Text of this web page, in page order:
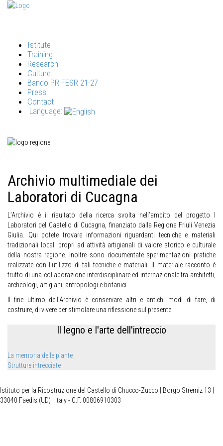
Istitute
Training
Research
Culture
Bando PR FESR 21-27
Press
Contact
Language:
Archivio multimediale dei
Laboratori di Cucagna
L’Archivio è il risultato della ricerca svolta nell’ambito del progetto I
Laboratori del Castello di Cucagna, finanziato dalla Regione Friuli Venezia
Giulia. Qui potete trovare informazioni riguardanti tecniche e materiali
tradizionali locali propri ad attività artigianali di valore storico e culturale
della nostra regione. Inoltre sono documentate sperimentazioni pratiche
realizzate con l’utilizzo di tali tecniche e materiali. Il materiale racconto è
frutto di una collaborazione interdisciplinare ed internazionale tra architetti,
archeologi, artigiani, antropologi e botanici.
Il fine ultimo dell’Archivio è conservare altri e antichi modi di fare, di
costruire, di vivere per stimolare una riflessione sul presente.
Il legno e l'arte dell'intreccio
La memoria delle piante
Strutture intrecciate
Istituto per la Ricostruzione del Castello di Chucco-Zucco | Borgo Stremiz 13 |
33040 Faedis (UD) | Italy - C.F. 00806910303